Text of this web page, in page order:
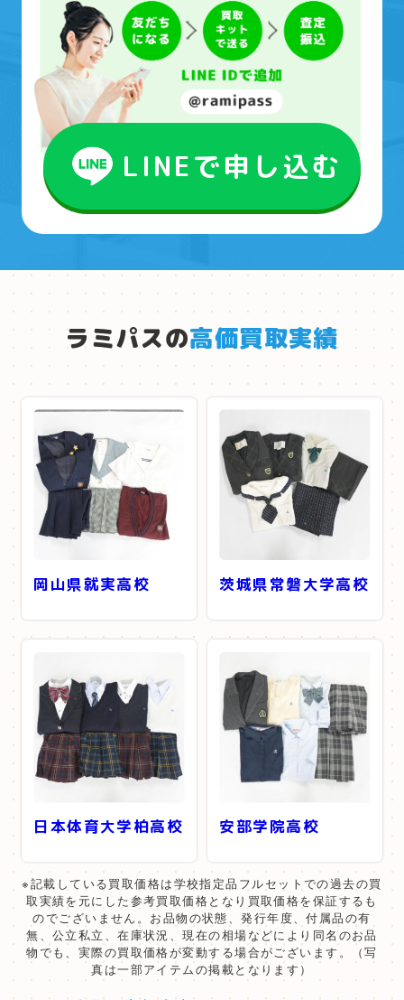
LINEで申し込む
ラミパスの高価買取実績
岡山県就実高校 茨城県常磐大学高校
日本体育大学柏高校 安部学院高校
※記載している買取価格は学校指定品フルセットでの過去の買
取実績を元にした参考買取価格となり買取価格を保証するも
のでございません。お品物の状態、発行年度、付属品の有
無、公立私立、在庫状況、現在の相場などにより同名のお品
物でも、実際の買取価格が変動する場合がございます。（写
真は一部アイテムの掲載となります）